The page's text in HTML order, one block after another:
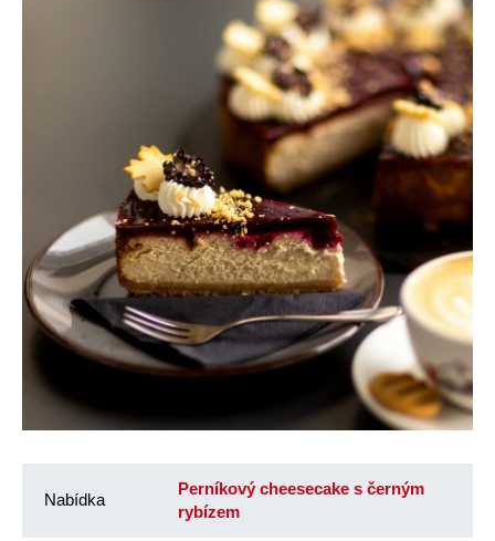
Nabídka
Perníkový cheesecake s černým
rybízem